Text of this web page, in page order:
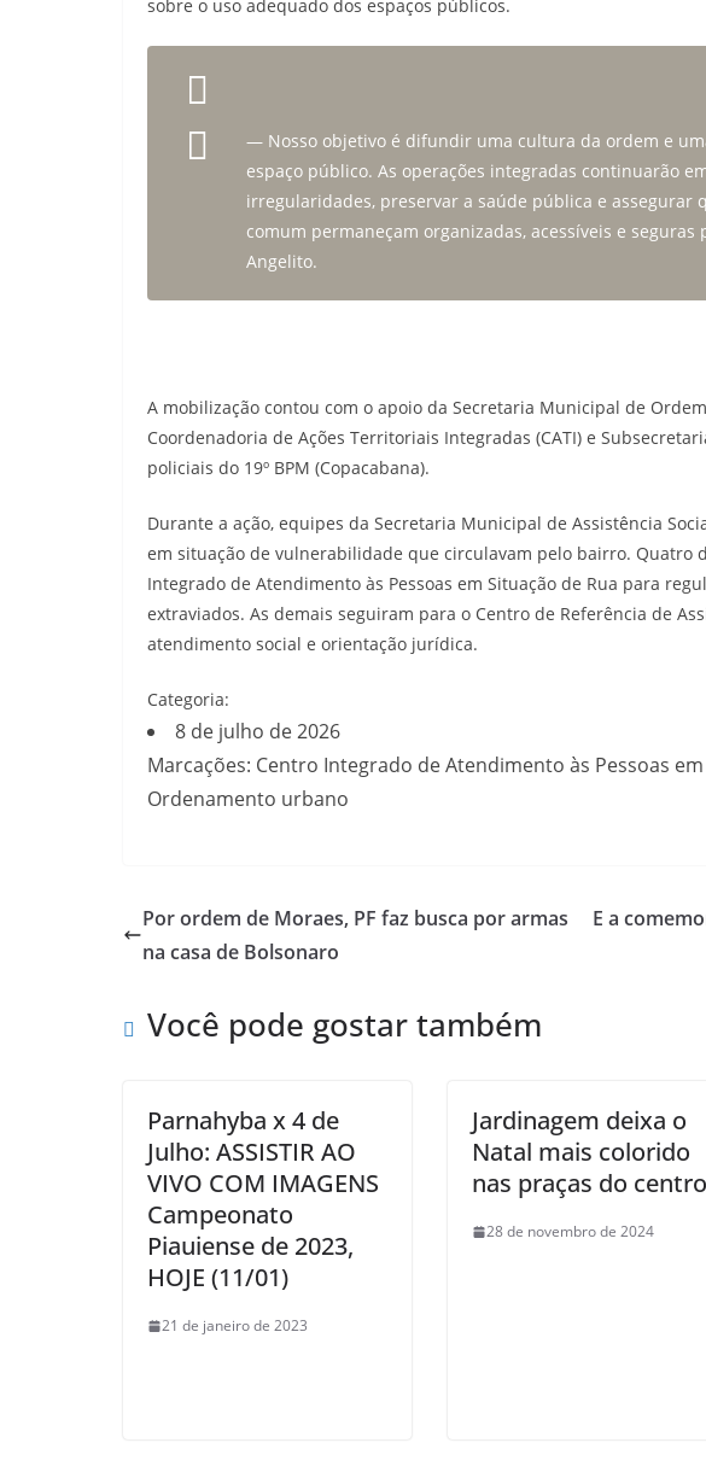
sobre o uso adequado dos espaços públicos.
— Nosso objetivo é difundir uma cultura da ordem e
espaço público. As operações integradas continuarão
irregularidades, preservar a saúde pública e assegurar
comum permaneçam organizadas, acessíveis e
Angelito.
A mobilização contou com o apoio da Secretaria Municipal de
Coordenadoria de Ações Territoriais Integradas (CATI) e
policiais do 19º BPM (Copacabana).
Durante a ação, equipes da Secretaria Municipal de Assistência
em situação de vulnerabilidade que circulavam pelo bairro. Quatro
Integrado de Atendimento às Pessoas em Situação de Rua para
extraviados. As demais seguiram para o Centro de Referência de
atendimento social e orientação jurídica.
Categoria:
8 de julho de 2026
Marcações: Centro Integrado de Atendimento às Pessoas em
Ordenamento urbano
Por ordem de Moraes, PF faz busca por armas
na casa de Bolsonaro
E a
Você pode gostar também
Parnahyba x 4 de
Julho: ASSISTIR AO
VIVO COM IMAGENS
Campeonato
Piauiense de 2023,
HOJE (11/01)
21 de janeiro de 2023
Jardinagem deixa o
Natal mais colorido
nas praças do centro
28 de novembro de 2024